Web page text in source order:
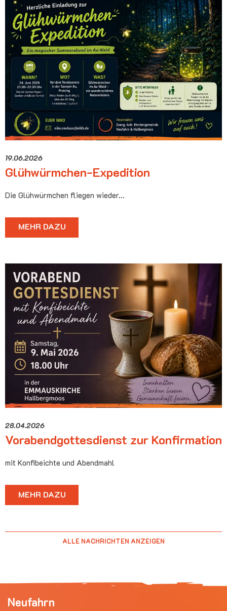
19.06.2026
Glühwürmchen-Expedition
Die Glühwürmchen fliegen wieder...
MEHR DAZU
28.04.2026
Vorabendgottesdienst zur Konfirmation
mit Konfibeichte und Abendmahl
MEHR DAZU
ALLE NACHRICHTEN ANZEIGEN
Neufahrn